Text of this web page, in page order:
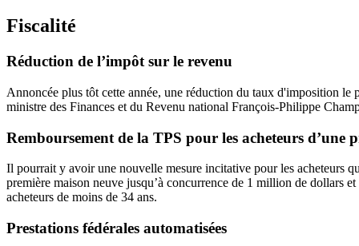
Fiscalité
Réduction de l’impôt sur le revenu
Annoncée plus tôt cette année, une réduction du taux d'imposition le
ministre des Finances et du Revenu national François-Philippe
Remboursement de la TPS pour les acheteurs d’une
Il pourrait y avoir une nouvelle mesure incitative pour les acheteurs
première maison neuve jusqu’à concurrence de 1 million de dollars
acheteurs de moins de 34 ans.
Prestations fédérales automatisées